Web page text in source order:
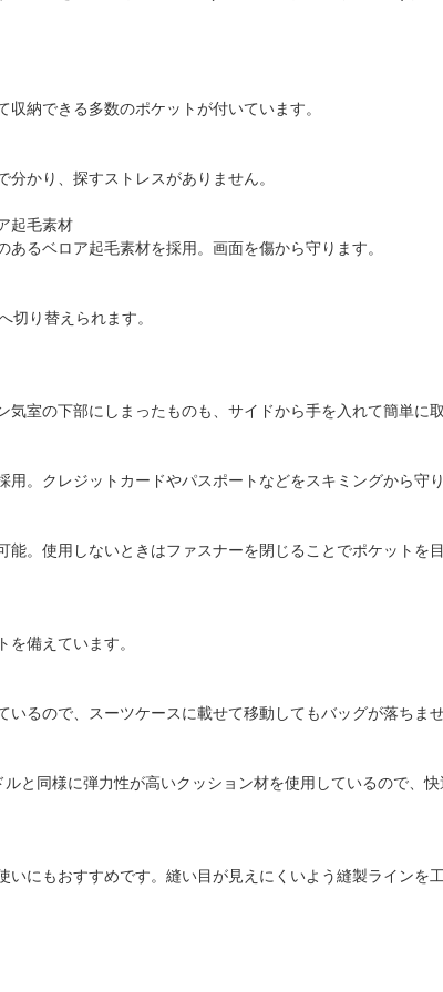
納できる多数のポケットが付いています。
かり、探すストレスがありません。
起毛素材
るベロア起毛素材を採用。画面を傷から守ります。
切り替えられます。
室の下部にしまったものも、サイドから手を入れて簡単に取
。クレジットカードやパスポートなどをスキミングから守り
。使用しないときはファスナーを閉じることでポケットを
備えています。
るので、スーツケースに載せて移動してもバッグが落ちませ
と同様に弾力性が高いクッション材を使用しているので、快
にもおすすめです。縫い目が見えにくいよう縫製ラインを